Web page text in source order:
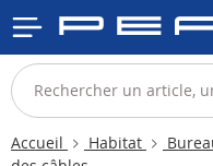
Accueil Habitat